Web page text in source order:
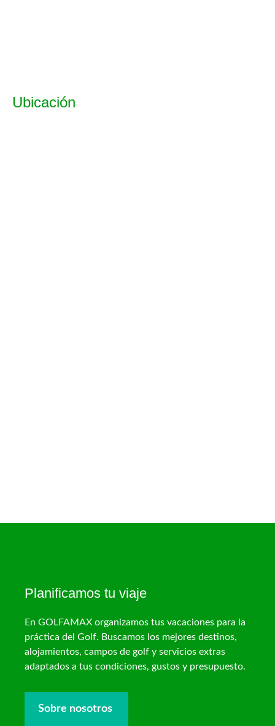
Ubicación
Planificamos tu viaje
En GOLFAMAX organizamos tus vacaciones para la
práctica del Golf. Buscamos los mejores destinos,
alojamientos, campos de golf y servicios extras
adaptados a tus condiciones, gustos y presupuesto.
Sobre nosotros